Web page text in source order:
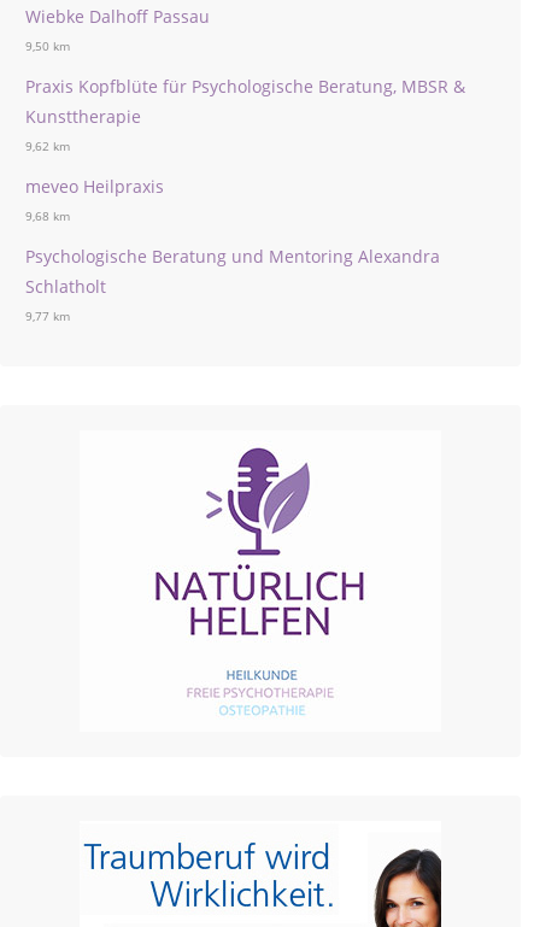
Wiebke Dalhoff Passau
9,50 km
Praxis Kopfblüte für Psychologische Beratung, MBSR &
Kunsttherapie
9,62 km
meveo Heilpraxis
9,68 km
Psychologische Beratung und Mentoring Alexandra
Schlatholt
9,77 km